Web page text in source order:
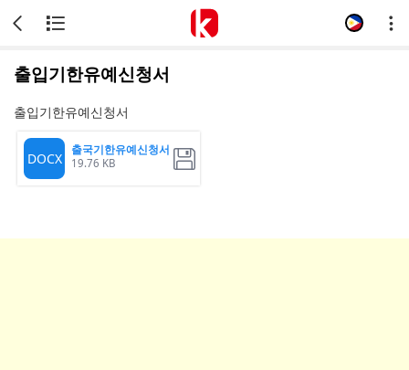
출입기한유예신청서
출입기한유예신청서
DOCX
출국기한유예신청서
19.76 KB